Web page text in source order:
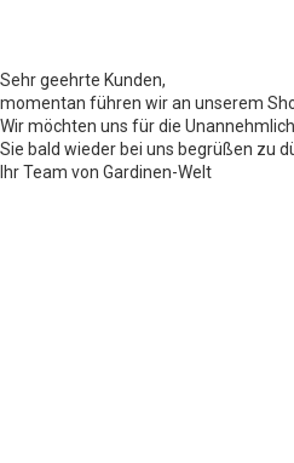
Sehr geehrte Kunden,
momentan führen wir an unserem
Wir möchten uns für die
Sie bald wieder bei uns begrüßen zu
Ihr Team von Gardinen-Welt